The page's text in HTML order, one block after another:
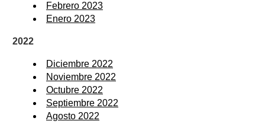
Febrero 2023
Enero 2023
2022
Diciembre 2022
Noviembre 2022
Octubre 2022
Septiembre 2022
Agosto 2022